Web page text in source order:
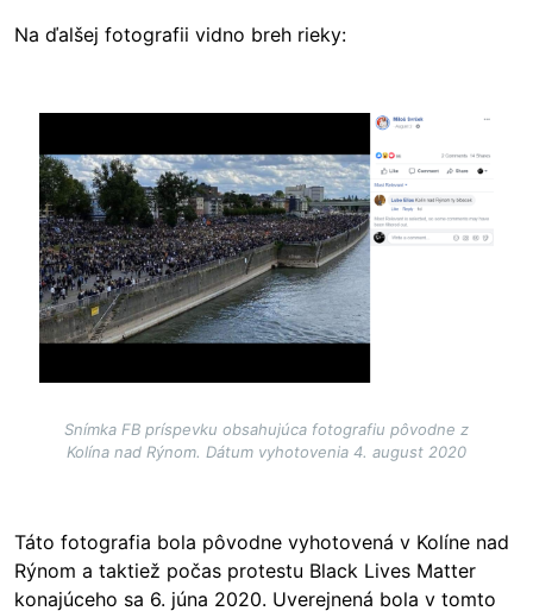
Na ďalšej fotografii vidno breh rieky:
Snímka FB príspevku obsahujúca fotografiu pôvodne z
Kolína nad Rýnom. Dátum vyhotovenia 4. august 2020
Táto fotografia bola pôvodne vyhotovená v Kolíne nad
Rýnom a taktiež počas protestu Black Lives Matter
konajúceho sa 6. júna 2020. Uverejnená bola v tomto